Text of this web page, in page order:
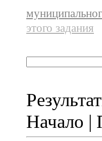
этого задания
Начало |